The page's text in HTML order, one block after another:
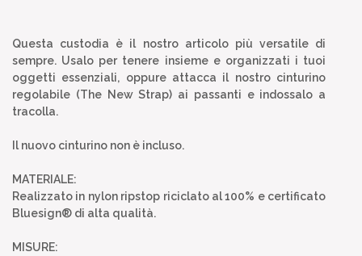
Questa custodia è il nostro articolo più versatile di
sempre. Usalo per tenere insieme e organizzati i tuoi
oggetti essenziali, oppure attacca il nostro cinturino
regolabile (The New Strap) ai passanti e indossalo a
tracolla.
Il nuovo cinturino non è incluso.
MATERIALE:
Realizzato in nylon ripstop riciclato al 100% e certificato
Bluesign® di alta qualità.
MISURE: